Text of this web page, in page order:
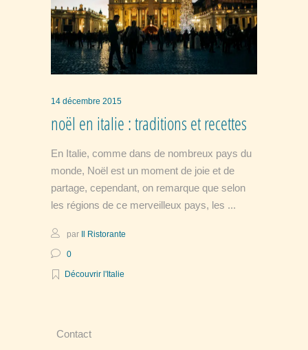
14 décembre 2015
noël en italie : traditions et recettes
En Italie, comme dans de nombreux pays du
monde, Noël est un moment de joie et de
partage, cependant, on remarque que selon
les régions de ce merveilleux pays, les
par Il Ristorante
0
Découvrir l'Italie
Contact